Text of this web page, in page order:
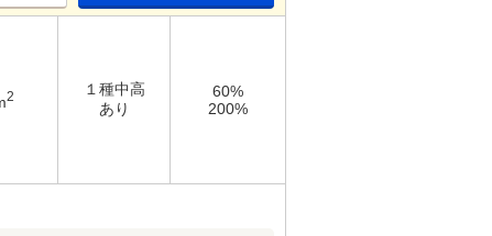
2
１種中高
あり
60%
200%